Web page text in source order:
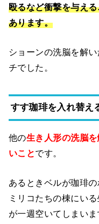
殴るなど衝撃を与え
あります。
ショーンの洗脳を解
チでした。
すす珈琲を入れ替え
他の生き人形の洗脳
いこと です。
あるときベルが珈琲
ミリコたちの棟にい
が一週空いてしまいま